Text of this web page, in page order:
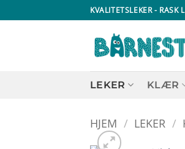
to
KVALITETSLEKER - RASK
LEKER KLÆR
HJEM / LEKER /